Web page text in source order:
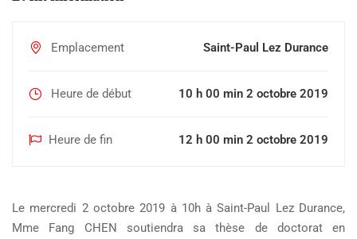
Emplacement Saint-Paul Lez Durance
Heure de début 10 h 00 min 2 octobre 2019
Heure de fin 12 h 00 min 2 octobre 2019
Le mercredi 2 octobre 2019 à 10h à Saint-Paul Lez Durance,
Mme Fang CHEN soutiendra sa thèse de doctorat en